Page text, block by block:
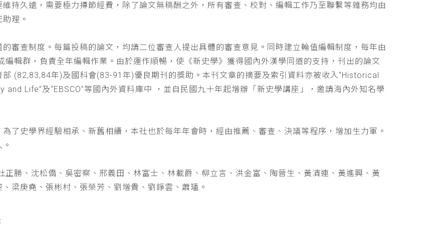
持久遠，需要極力撙節經費，除了論文無稿酬之外，所有審查、校對、編輯工作乃至聯繫等雜務均由
理。
審查制度。每篇投稿的論文，均請二位審查人提出具體的審查意見。同時建立輪值編輯制度，每年由
編輯群，負責全年編輯作業。由於運作順暢，使《新史學》獲得國內外漢學同道的支持，刊出的論文
(82,83,84年)及國科會(83-91年)優良期刊的獎助。本刊文章的摘要及索引資料亦被收入“Historical
Life”及“EBSCO”等國內外資料庫中 ，並自民國九十年起增辦「新史學講座」，邀請海內外知名學
為了史學界經驗相承、新舊相續，本社也於每年年會時，經由推薦、審查、決議等程序，增加生力軍。
正勝、沈松僑、吳密察、邢義田、林富士、林載爵、柳立言、洪金富、陶晉生、黃清連、黃進興、黃
梁庚堯、張彬村、張榮芳、劉增貴、劉錚雲、蕭璠。